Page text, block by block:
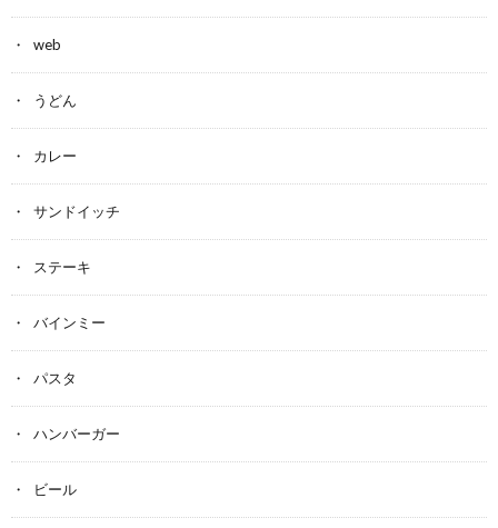
web
うどん
カレー
サンドイッチ
ステーキ
バインミー
パスタ
ハンバーガー
ビール